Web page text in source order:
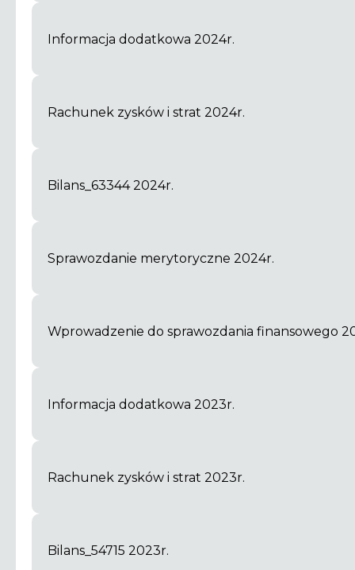
Informacja dodatkowa 2024r.
Rachunek zysków i strat 2024r.
Bilans_63344 2024r.
Sprawozdanie merytoryczne 2024r.
Wprowadzenie do sprawozdania finansowego
Informacja dodatkowa 2023r.
Rachunek zysków i strat 2023r.
Bilans_54715 2023r.